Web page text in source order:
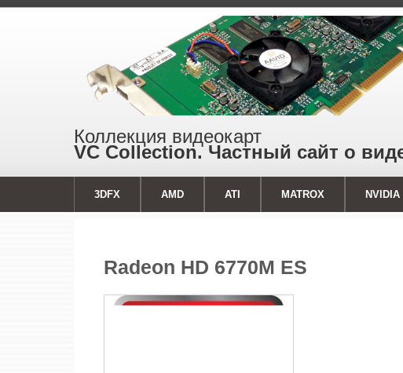
Коллекция видеокарт
VC Collection. Частный сайт о
3DFX AMD ATI MATROX NVIDIA
Radeon HD 6770M ES